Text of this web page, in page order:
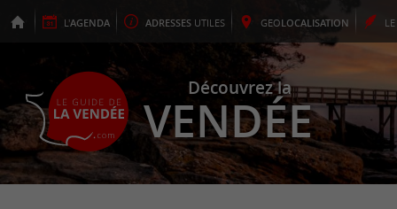
L'AGENDA ADRESSES UTILES GEOLOCALISATION LE
Découvrez la
VENDÉE